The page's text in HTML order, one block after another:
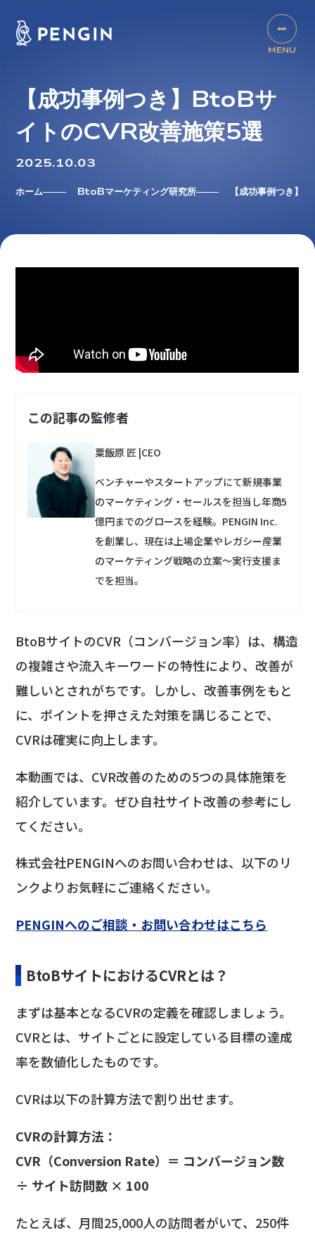
【成功事例つき】BtoBサ
イトのCVR改善施策5選
2025.10.03
ホーム BtoBマーケティング研究所 【成功事例つき
この記事の監修者
粟飯原 匠 |CEO
ベンチャーやスタートアップにて新規事業
のマーケティング・セールスを担当し年商5
億円までのグロースを経験。PENGIN Inc.
を創業し、現在は上場企業やレガシー産業
のマーケティング戦略の立案〜実行支援ま
でを担当。
BtoBサイトのCVR（コンバージョン率）は、構造
の複雑さや流入キーワードの特性により、改善が
難しいとされがちです。しかし、改善事例をもと
に、ポイントを押さえた対策を講じることで、
CVRは確実に向上します。
本動画では、CVR改善のための5つの具体施策を
紹介しています。ぜひ自社サイト改善の参考にし
てください。
株式会社PENGINへのお問い合わせは、以下のリ
ンクよりお気軽にご連絡ください。
PENGINへのご相談・お問い合わせはこちら
BtoBサイトにおけるCVRとは？
まずは基本となるCVRの定義を確認しましょう。
CVRとは、サイトごとに設定している目標の達成
率を数値化したものです。
CVRは以下の計算方法で割り出せます。
CVRの計算方法：
CVR（Conversion Rate）＝ コンバージョン数
÷ サイト訪問数 × 100
たとえば、月間25,000人の訪問者がいて、250件